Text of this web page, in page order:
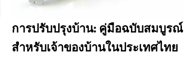
การปรับปรุงบ้าน: คู่มือฉบับสมบูรณ์
สำหรับเจ้าของบ้านในประเทศไทย